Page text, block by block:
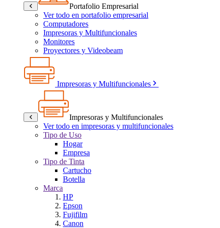
Portafolio Empresarial
Ver todo en portafolio empresarial
Computadores
Impresoras y Multifuncionales
Monitores
Proyectores y Videobeam
Impresoras y Multifuncionales
Impresoras y Multifuncionales
Ver todo en impresoras y multifuncionales
Tipo de Uso
Hogar
Empresa
Tipo de Tinta
Cartucho
Botella
Marca
HP
Epson
Fujifilm
Canon